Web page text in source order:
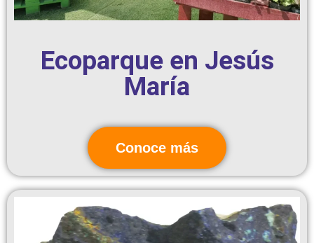
Ecoparque en Jesús
María
Conoce más